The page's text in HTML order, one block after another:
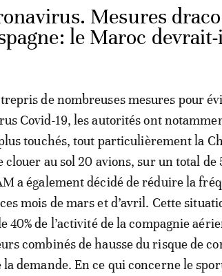
Mesures
le Maroc
de nombreuses mesures pour
Covid-19, les autorités ont
touchés, tout particulièrement la
clouer au sol 20 avions, sur un total de
a également décidé de réduire la
mois de mars et d’avril. Cette
40% de l’activité de la compagnie
combinés de hausse du risque de
la demande. En ce qui concerne le